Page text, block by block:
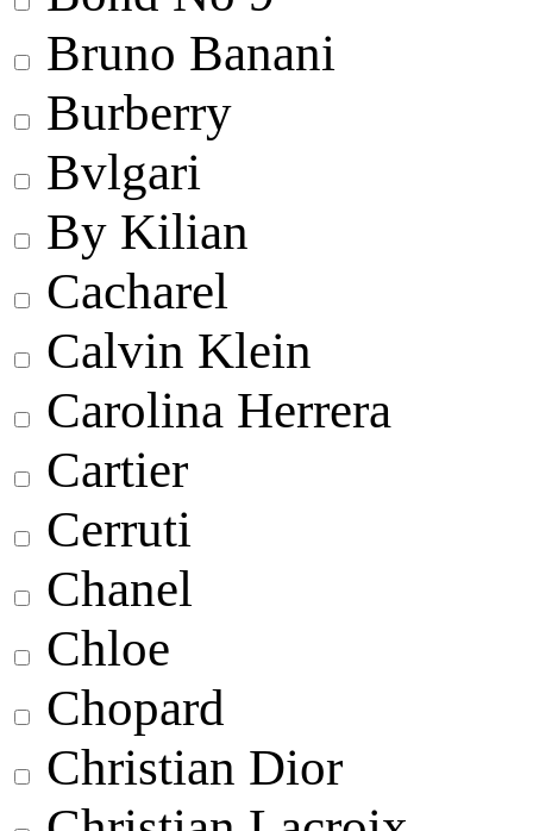
Bruno Banani
Burberry
Bvlgari
By Kilian
Cacharel
Calvin Klein
Carolina Herrera
Cartier
Cerruti
Chanel
Chloe
Chopard
Christian Dior